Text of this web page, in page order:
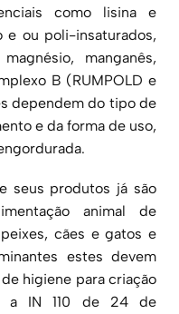
como lisina e
e ou poli-insaturados,
manganês,
B (RUMPOLD e
dependem do tipo de
e da forma de uso,
seus produtos já são
animal de
cães e gatos e
estes devem
higiene para criação
a IN 110 de 24 de